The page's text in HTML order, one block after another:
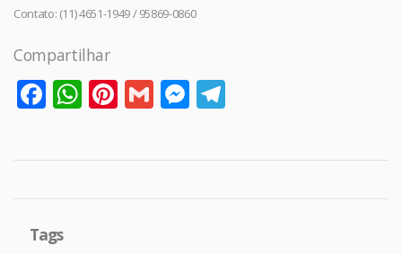
Contato: (11) 4651-1949 / 95869-0860
Compartilhar
Facebook
WhatsApp
Pinterest
GmailMessenger
Tags